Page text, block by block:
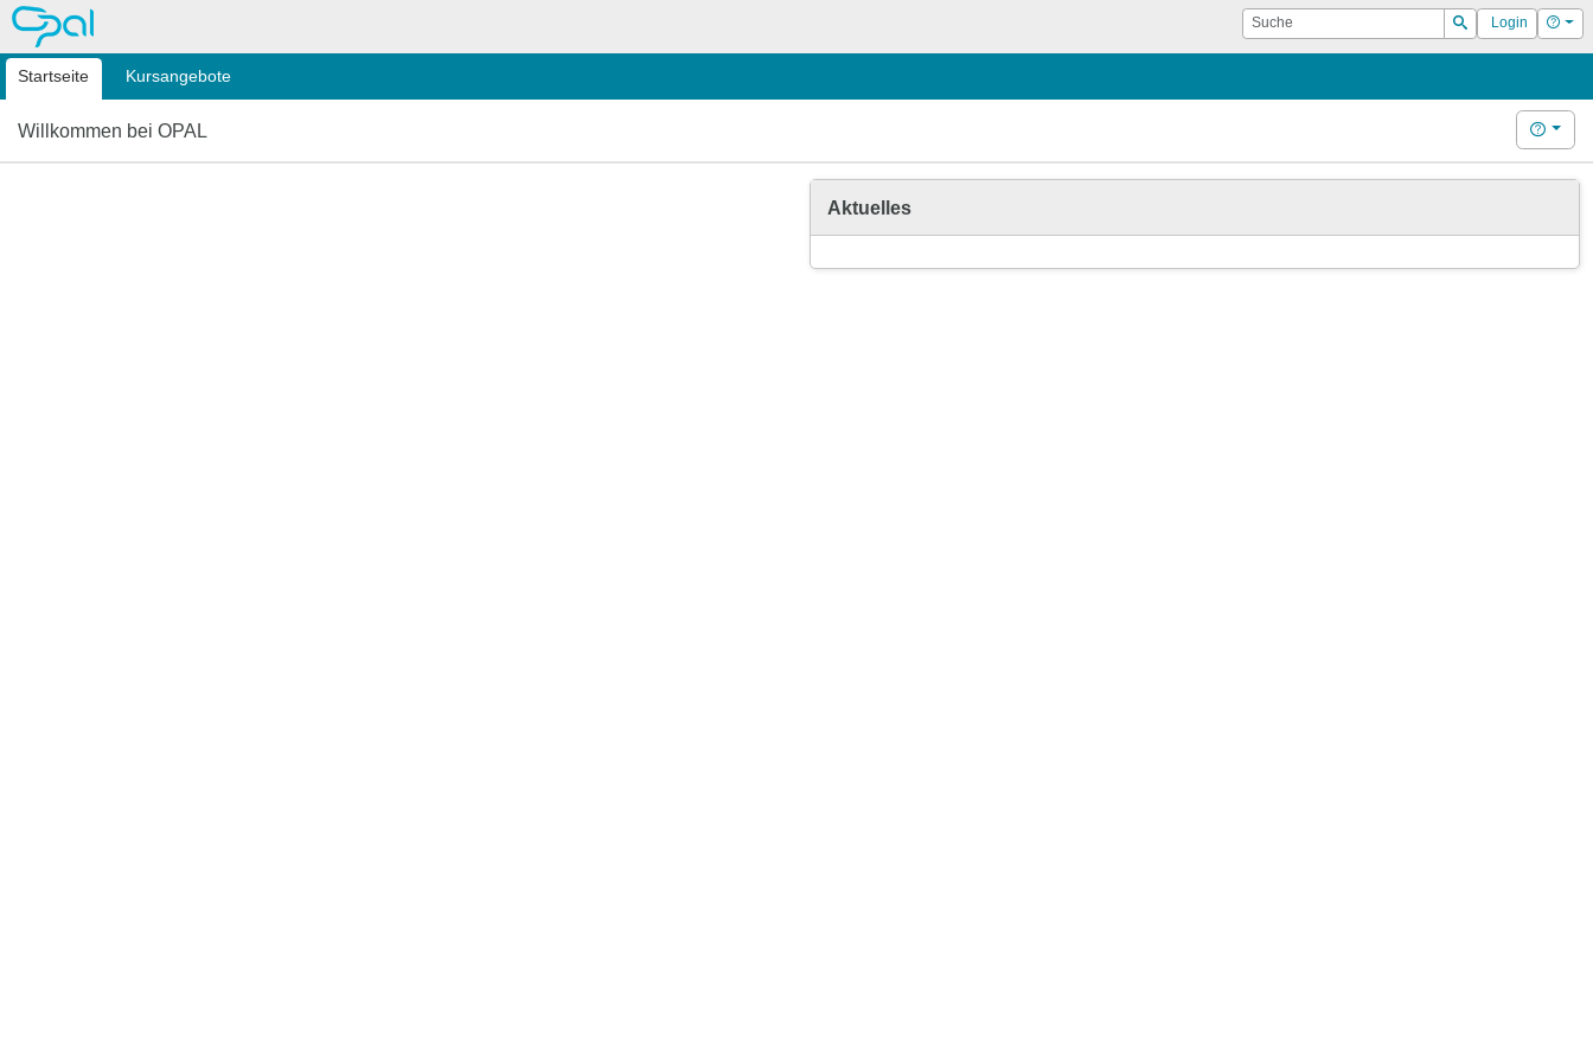
OPAL Suche
Suchen
Login Hilfe
Startseite Kursangebote
Willkommen bei OPAL Hilfe
Aktuelles